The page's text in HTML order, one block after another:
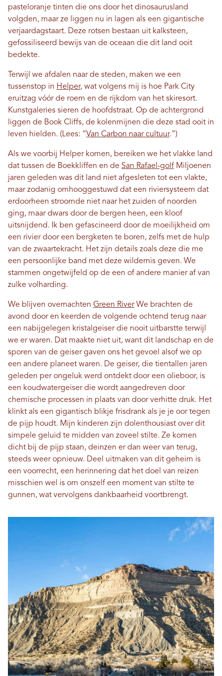
pasteloranje tinten die ons door het dinosaurusland
volgden, maar ze liggen nu in lagen als een gigantische
verjaardagstaart. Deze rotsen bestaan ​​uit kalksteen,
gefossiliseerd bewijs van de oceaan die dit land ooit
bedekte.
Terwijl we afdalen naar de steden, maken we een
tussenstop in Helper, wat volgens mij is hoe Park City
eruitzag vóór de roem en de rijkdom van het skiresort.
Kunstgaleries sieren de hoofdstraat. Op de achtergrond
liggen de Book Cliffs, de kolenmijnen die deze stad ooit in
leven hielden. (Lees: “Van Carbon naar cultuur.”)
Als we voorbij Helper komen, bereiken we het vlakke land
dat tussen de Boekkliffen en de San Rafael-golf Miljoenen
jaren geleden was dit land niet afgesleten tot een vlakte,
maar zodanig omhooggestuwd dat een riviersysteem dat
erdoorheen stroomde niet naar het zuiden of noorden
ging, maar dwars door de bergen heen, een kloof
uitsnijdend. Ik ben gefascineerd door de moeilijkheid om
een ​​rivier door een bergketen te boren, zelfs met de hulp
van de zwaartekracht. Het zijn details zoals deze die me
een persoonlijke band met deze wildernis geven. We
stammen ongetwijfeld op de een of andere manier af van
zulke volharding.
We blijven overnachten Green RiverWe brachten de
avond door en keerden de volgende ochtend terug naar
een nabijgelegen kristalgeiser die nooit uitbarstte terwijl
we er waren. Dat maakte niet uit, want dit landschap en de
sporen van de geiser gaven ons het gevoel alsof we op
een andere planeet waren. De geiser, die tientallen jaren
geleden per ongeluk werd ontdekt door een olieboor, is
een koudwatergeiser die wordt aangedreven door
chemische processen in plaats van door verhitte druk. Het
klinkt als een gigantisch blikje frisdrank als je je oor tegen
de pijp houdt. Mijn kinderen zijn dolenthousiast over dit
simpele geluid te midden van zoveel stilte. Ze komen
dicht bij de pijp staan, deinzen er dan weer van terug,
steeds weer opnieuw. Deel uitmaken van dit geheim is
een voorrecht, een herinnering dat het doel van reizen
misschien wel is om onszelf een moment van stilte te
gunnen, wat vervolgens dankbaarheid voortbrengt.